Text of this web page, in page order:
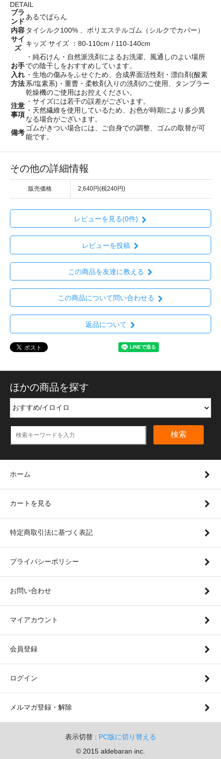
DETAIL
ブラ
ンド
あるでばらん
内容 タイシルク100% 、ポリエステルゴム（シルクでカバー）
サイ
ズ
キッズ サイズ ：80-110cm / 110-140cm
お手
入れ
方法
・純石けん・自然派洗剤によるお洗濯、風通しのよい場所
での陰干しをおすすめしています。
・生地の傷みをふせぐため、合成界面活性剤・漂白剤(酸素
系/塩素系)・重曹・柔軟剤入りの洗剤のご使用、タンブラー
乾燥機のご使用はお控えください。
注意
事項
・サイズには若干の誤差がございます。
・天然繊維を使用しているため、お色が時期により多少異
なる場合がございます。
備考
ゴムがきつい場合には、ご自身での調整、ゴムの取替が可
能です。
その他の詳細情報
販売価格 2,640円(税240円)
レビューを見る(0件)
レビューを投稿
この商品を友達に教える
この商品について問い合わせる
返品について
ほかの商品を探す
検索
ホーム
カートを見る
特定商取引法に基づく表記
プライバシーポリシー
お問い合わせ
マイアカウント
会員登録
ログイン
メルマガ登録・解除
表示切替 : PC版に切り替える
© 2015 aldebaran inc.